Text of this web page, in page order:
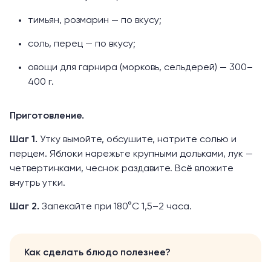
тимьян, розмарин — по вкусу;
соль, перец — по вкусу;
овощи для гарнира (морковь, сельдерей) — 300–
400 г.
Приготовление.
Шаг 1. Утку вымойте, обсушите, натрите солью и
перцем. Яблоки нарежьте крупными дольками, лук —
четвертинками, чеснок раздавите. Всё вложите
внутрь утки.
Шаг 2. Запекайте при 180°C 1,5–2 часа.
Как сделать блюдо полезнее?